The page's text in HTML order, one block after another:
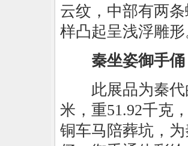
云纹，中部有两
样凸起呈浅浮雕
秦坐姿御手俑
此展品为秦代
米，重51.92千克
铜车马陪葬坑，